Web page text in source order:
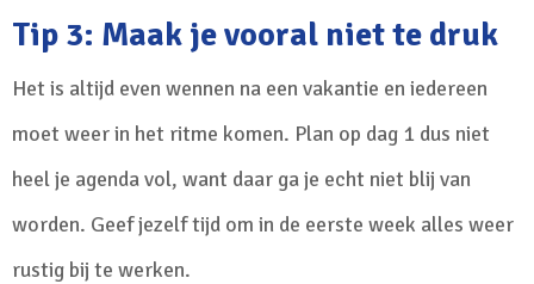
Tip 3: Maak je vooral niet te druk
Het is altijd even wennen na een vakantie en iedereen
moet weer in het ritme komen. Plan op dag 1 dus niet
heel je agenda vol, want daar ga je echt niet blij van
worden. Geef jezelf tijd om in de eerste week alles weer
rustig bij te werken.